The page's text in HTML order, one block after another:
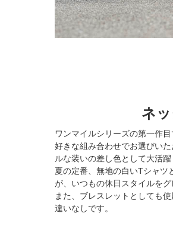
ネ
ワンマイルシリーズの第一作
好きな組み合わせでお選びい
ルな装いの差し色として大活躍
夏の定番、無地の白いTシャツ
が、いつもの休日スタイルをグ
また、ブレスレットとしても
違いなしです。